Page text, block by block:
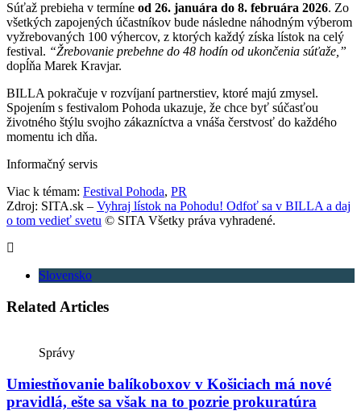
Súťaž prebieha v termíne od 26. januára do 8. februára 2026. Zo
všetkých zapojených účastníkov bude následne náhodným výberom
vyžrebovaných 100 výhercov, z ktorých každý získa lístok na celý
festival. “Žrebovanie prebehne do 48 hodín od ukončenia súťaže,”
dopĺňa Marek Kravjar.
BILLA pokračuje v rozvíjaní partnerstiev, ktoré majú zmysel.
Spojením s festivalom Pohoda ukazuje, že chce byť súčasťou
životného štýlu svojho zákazníctva a vnáša čerstvosť do každého
momentu ich dňa.
Informačný servis
Viac k témam: Festival Pohoda, PR
Zdroj: SITA.sk – Vyhraj lístok na Pohodu! Odfoť sa v BILLA a daj
o tom vedieť svetu © SITA Všetky práva vyhradené.
Slovensko
Related Articles
Správy
Umiestňovanie balíkoboxov v Košiciach má nové
pravidlá, ešte sa však na to pozrie prokuratúra